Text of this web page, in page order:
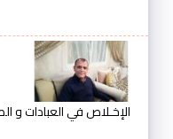
الإخـلاص في العبادات و